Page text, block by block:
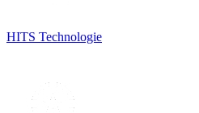
HITS Technologie